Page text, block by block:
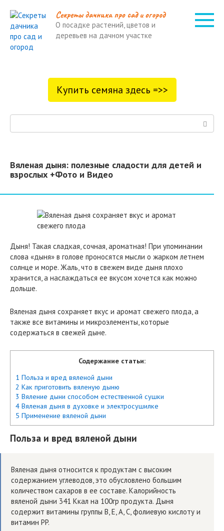
контенту
Cекреты дачника про сад и огород
О посадке растений, цветов и
деревьев на дачном участке
Купить семяна здесь =>>
Вяленая дыня: полезные сладости для детей и
взрослых +Фото и Видео
Дыня! Такая сладкая, сочная, ароматная! При упоминании
слова «дыня» в голове проносятся мысли о жарком летнем
солнце и море. Жаль, что в свежем виде дыня плохо
хранится, а наслаждаться ее вкусом хочется как можно
дольше.
Вяленая дыня сохраняет вкус и аромат свежего плода, а
также все витамины и микроэлементы, которые
содержаться в свежей дыне.
Содержание статьи:
1 Польза и вред вяленой дыни
2 Как приготовить вяленую дыню
3 Вяление дыни способом естественной сушки
4 Вяленая дыня в духовке и электросушилке
5 Применение вяленой дыни
Польза и вред вяленой дыни
Вяленая дыня относится к продуктам с высоким
содержанием углеводов, это обусловлено большим
количеством сахаров в ее составе. Калорийность
вяленой дыни 341 Ккал на 100гр продукта. Дыня
содержит витамины группы B, E, A, C, фолиевую кислоту и
витамин PP.